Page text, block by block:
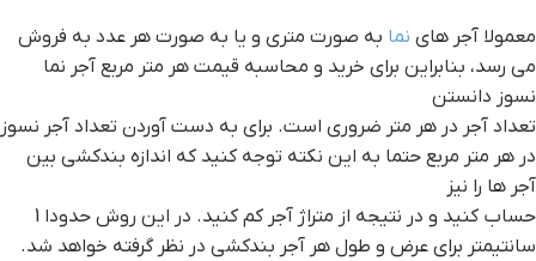
معمولا آجر های نما به صورت متری و یا به صورت هر عدد به فروش
می رسد، بنابراین برای خرید و محاسبه قیمت هر متر مربع آجر نما
نسوز دانستن
تعداد آجر در هر متر ضروری است. برای به دست آوردن تعداد آجر نسوز
در هر متر مربع حتما به این نکته توجه کنید که اندازه بندکشی بین
آجر ها را نیز
حساب کنید و در نتیجه از متراژ آجر کم کنید. در این روش حدودا 1
سانتیمتر برای عرض و طول هر آجر بندکشی در نظر گرفته خواهد شد.